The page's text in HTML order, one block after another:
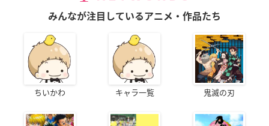
みんなが注目しているアニメ・作品たち
ちいかわ キャラ一覧 鬼滅の刃